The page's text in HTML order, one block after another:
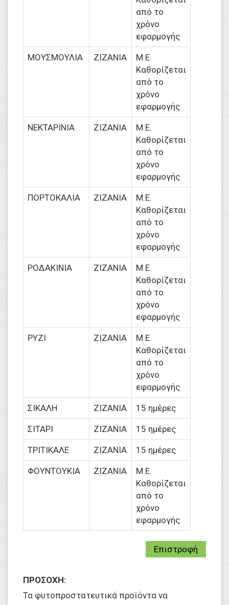
από το
χρόνο
εφαρμογής
ΜΟΥΣΜΟΥΛΙΑ ΖΙΖΑΝΙΑ
M.Ε.
Καθορίζεται
από το
χρόνο
εφαρμογής
ΝΕΚΤΑΡΙΝΙΑ ΖΙΖΑΝΙΑ
M.Ε.
Καθορίζεται
από το
χρόνο
εφαρμογής
ΠΟΡΤΟΚΑΛΙΑ ΖΙΖΑΝΙΑ
M.Ε.
Καθορίζεται
από το
χρόνο
εφαρμογής
ΡΟΔΑΚΙΝΙΑ ΖΙΖΑΝΙΑ
M.Ε.
Καθορίζεται
από το
χρόνο
εφαρμογής
ΡΥΖΙ ΖΙΖΑΝΙΑ
M.Ε.
Καθορίζεται
από το
χρόνο
εφαρμογής
ΣΙΚΑΛΗ ΖΙΖΑΝΙΑ 15 ημέρες
ΣΙΤΑΡΙ ΖΙΖΑΝΙΑ 15 ημέρες
ΤΡΙΤΙΚΑΛΕ ΖΙΖΑΝΙΑ 15 ημέρες
ΦΟΥΝΤΟΥΚΙΑ ΖΙΖΑΝΙΑ
M.Ε.
Καθορίζεται
από το
χρόνο
εφαρμογής
Επιστροφή
ΠΡΟΣΟΧΗ:
Τα φυτοπροστατευτικά προϊόντα να